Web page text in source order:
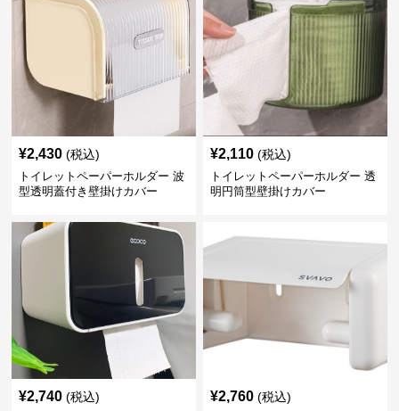
¥2,430 (税込)
トイレットペーパーホルダー 波
型透明蓋付き壁掛けカバー
¥2,110 (税込)
トイレットペーパーホルダー 透
明円筒型壁掛けカバー
¥2,740 (税込) ¥2,760 (税込)